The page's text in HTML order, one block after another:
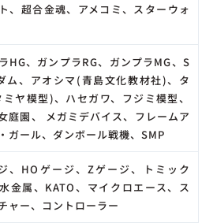
、超合金魂、アメコミ、スターウォ
HG、ガンプラRG、ガンプラMG、S
ム、アオシマ(青島文化教材社)、タ
ヤ模型)、ハセガワ、フジミ模型、
庭園、 メガミデバイス、フレームア
ガール、ダンボール戦機、SMP
、HOゲージ、Zゲージ、トミック
金属、KATO、マイクロエース、ス
ャー、コントローラー